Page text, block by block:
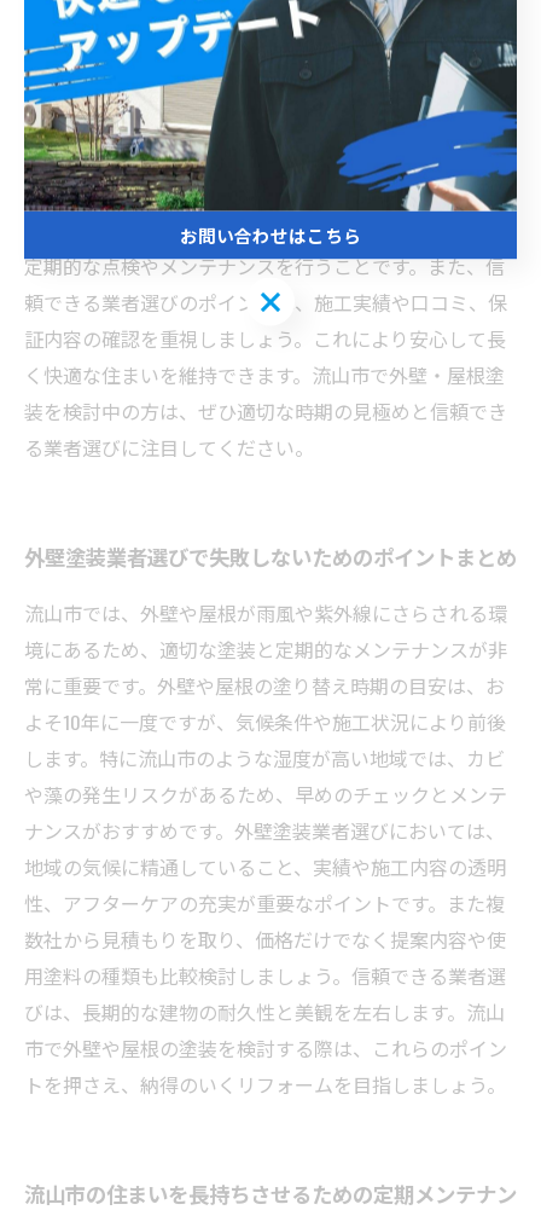
は、湿度が高く夏は紫外線が強いため、外壁や屋根は劣
化しやすい環境にあります。特に外壁の塗り替え時期の
目安は、一般的に約10年と言われていますが、実際には
塗膜のひび割れや色あせ、カビやコケの発生がサインで
す。屋根塗装も同様に、劣化が進むと雨漏りの原因にな
るため早めの対応が必要です。流山市でのリフォーム成
功の秘訣は、地域の環境を理解した専門業者に依頼し、
定期的な点検やメンテナンスを行うことです。また、信
頼できる業者選びのポイントは、施工実績や口コミ、保
証内容の確認を重視しましょう。これにより安心して長
く快適な住まいを維持できます。流山市で外壁・屋根塗
装を検討中の方は、ぜひ適切な時期の見極めと信頼でき
る業者選びに注目してください。
外壁塗装業者選びで失敗しないためのポイントまとめ
流山市では、外壁や屋根が雨風や紫外線にさらされる環
境にあるため、適切な塗装と定期的なメンテナンスが非
常に重要です。外壁や屋根の塗り替え時期の目安は、お
よそ10年に一度ですが、気候条件や施工状況により前後
します。特に流山市のような湿度が高い地域では、カビ
や藻の発生リスクがあるため、早めのチェックとメンテ
ナンスがおすすめです。外壁塗装業者選びにおいては、
地域の気候に精通していること、実績や施工内容の透明
性、アフターケアの充実が重要なポイントです。また複
数社から見積もりを取り、価格だけでなく提案内容や使
用塗料の種類も比較検討しましょう。信頼できる業者選
びは、長期的な建物の耐久性と美観を左右します。流山
市で外壁や屋根の塗装を検討する際は、これらのポイン
トを押さえ、納得のいくリフォームを目指しましょう。
流山市の住まいを長持ちさせるための定期メンテナン
お問い合わせはこちら
お問い合わせはこちら